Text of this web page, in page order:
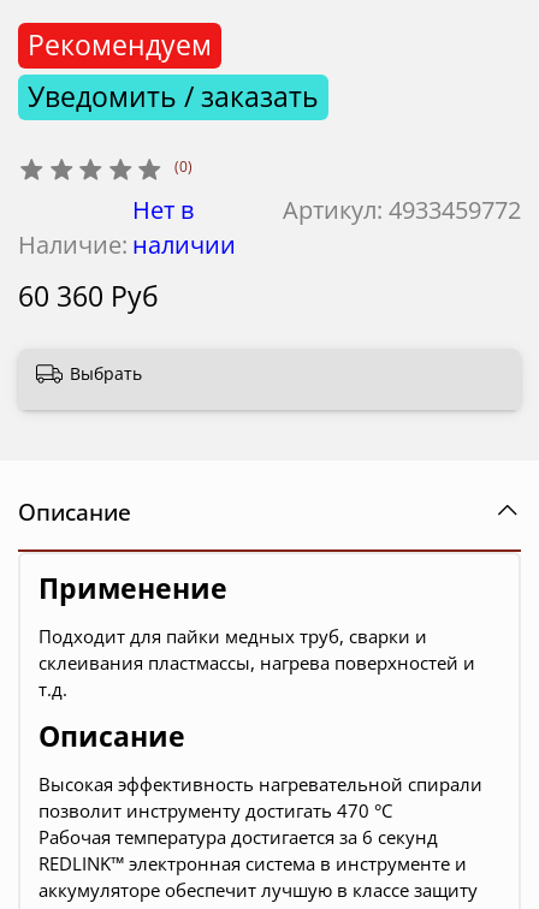
(0)
Артикул: 4933459772
Наличие:
Нет в
наличии
Рекомендуем
Уведомить / заказать
60 360 Руб
Выбрать
Описание
Применение
Подходит для пайки медных труб, сварки и
склеивания пластмассы, нагрева поверхностей и
т.д.
Описание
Высокая эффективность нагревательной спирали
позволит инструменту достигать 470 °C
Рабочая температура достигается за 6 секунд
REDLINK™ электронная система в инструменте и
аккумуляторе обеспечит лучшую в классе защиту